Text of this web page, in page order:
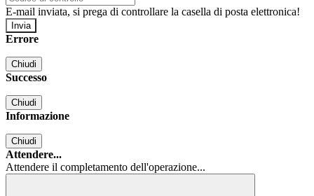
E-mail inviata, si prega di controllare la casella di posta elettronica!
Errore
Chiudi
Successo
Chiudi
Informazione
Chiudi
Attendere...
Attendere il completamento dell'operazione...